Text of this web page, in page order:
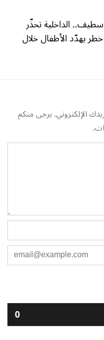
الداخلية تحذّر
خطر يهدّد الأطفال خلال
الإلكتروني. يرجى منكم
0